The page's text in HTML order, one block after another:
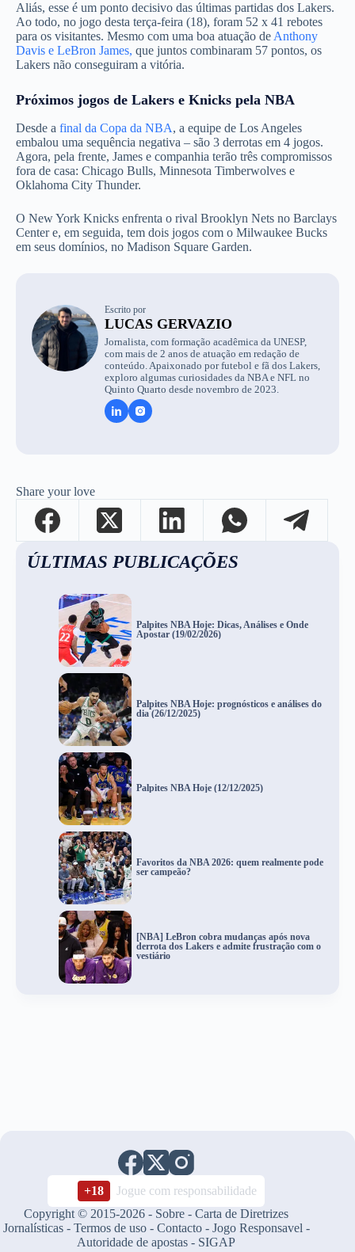
Aliás, esse é um ponto decisivo das últimas partidas dos Lakers.
Ao todo, no jogo desta terça-feira (18), foram 52 x 41 rebotes
para os visitantes. Mesmo com uma boa atuação de Anthony
Davis e LeBron James, que juntos combinaram 57 pontos, os
Lakers não conseguiram a vitória.
Próximos jogos de Lakers e Knicks pela NBA
Desde a final da Copa da NBA, a equipe de Los Angeles
embalou uma sequência negativa – são 3 derrotas em 4 jogos.
Agora, pela frente, James e companhia terão três compromissos
fora de casa: Chicago Bulls, Minnesota Timberwolves e
Oklahoma City Thunder.
O New York Knicks enfrenta o rival Brooklyn Nets no Barclays
Center e, em seguida, tem dois jogos com o Milwaukee Bucks
em seus domínios, no Madison Square Garden.
Escrito por
LUCAS GERVAZIO
Jornalista, com formação acadêmica da UNESP,
com mais de 2 anos de atuação em redação de
conteúdo. Apaixonado por futebol e fã dos Lakers,
exploro algumas curiosidades da NBA e NFL no
Quinto Quarto desde novembro de 2023.
Share your love
ÚLTIMAS PUBLICAÇÕES
Palpites NBA Hoje: Dicas, Análises e Onde
Apostar (19/02/2026)
Palpites NBA Hoje: prognósticos e análises do
dia (26/12/2025)
Palpites NBA Hoje (12/12/2025)
Favoritos da NBA 2026: quem realmente pode
ser campeão?
[NBA] LeBron cobra mudanças após nova
derrota dos Lakers e admite frustração com o
vestiário
+18
Jogue com responsabilidade
Copyright © 2015-2026 - Sobre -Carta de Diretrizes
Jornalísticas- Termos de uso- Contacto- Jogo Responsavel -
Autoridade de apostas - SIGAP